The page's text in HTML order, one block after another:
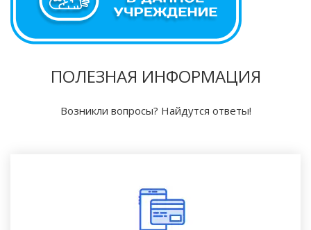
ПОЛЕЗНАЯ ИНФОРМАЦИЯ
Возникли вопросы? Найдутся ответы!